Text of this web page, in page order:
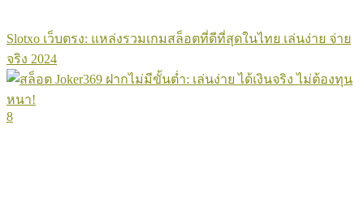
Slotxo เว็บตรง: แหล่งรวมเกมสล็อตที่ดีที่สุดในไทย เล่นง่าย จ่าย
จริง 2024
8